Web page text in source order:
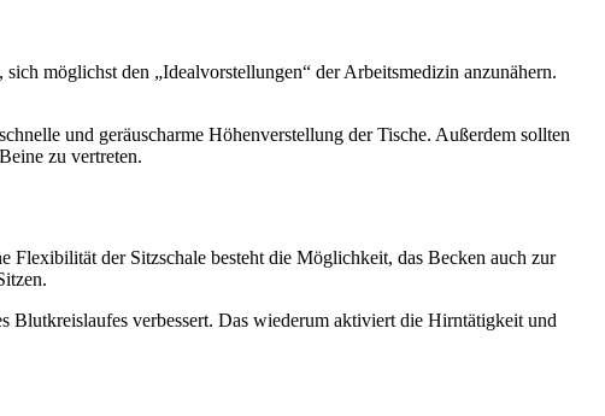
möglichst den „Idealvorstellungen“ der Arbeitsmedizin anzunähern.
und geräuscharme Höhenverstellung der Tische. Außerdem sollten
zu vertreten.
der Sitzschale besteht die Möglichkeit, das Becken auch zur
verbessert. Das wiederum aktiviert die Hirntätigkeit und